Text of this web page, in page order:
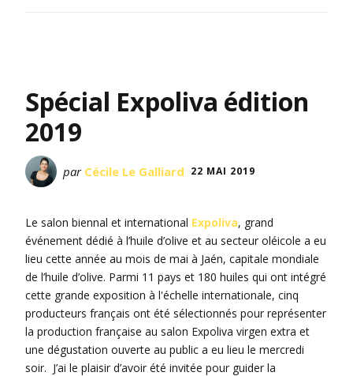
Spécial Expoliva édition
2019
par Cécile Le Galliard 22 MAI 2019
Le salon biennal et international Expoliva, grand
événement dédié à l’huile d’olive et au secteur oléicole a eu
lieu cette année au mois de mai à Jaén, capitale mondiale
de l’huile d’olive. Parmi 11 pays et 180 huiles qui ont intégré
cette grande exposition à l'échelle internationale, cinq
producteurs français ont été sélectionnés pour représenter
la production française au salon Expoliva virgen extra et
une dégustation ouverte au public a eu lieu le mercredi
soir. J’ai le plaisir d’avoir été invitée pour guider la